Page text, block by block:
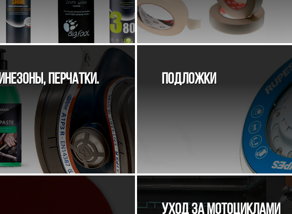
ПЕРЧАТКИ. ПОДЛОЖКИ
УХОД ЗА МОТОЦИКЛАМИ